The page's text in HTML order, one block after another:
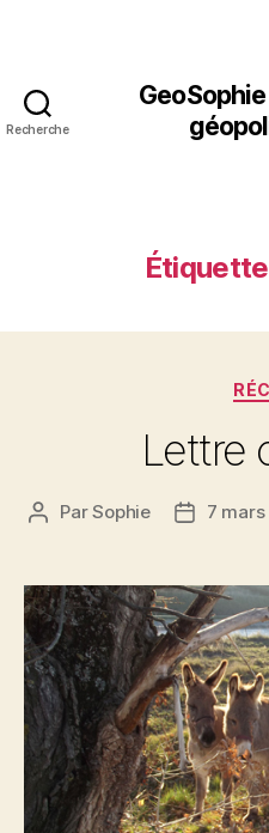
Recherche
Lettre
Auteur
ParSophie
Date7 mars